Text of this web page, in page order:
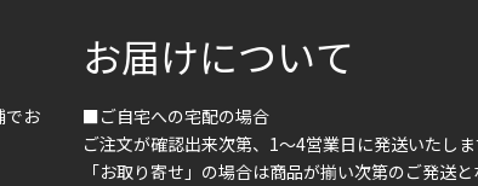
でお
お届けについて
■ご自宅への宅配の場合
ご注文が確認出来次第、1～4営業日に発送いたしま
「お取り寄せ」の場合は商品が揃い次第のご発送と